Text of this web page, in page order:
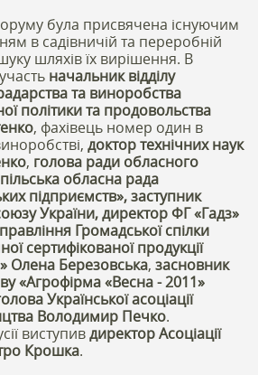
була присвячена існуючим
в садівничій та переробній
шляхів їх вирішення. В
начальник відділу
та виноробства
політики та продовольства
, фахівець номер один в
доктор технічних наук
, голова ради обласного
обласна рада
підприємств», заступник
України, директор ФГ «Гадз»
Громадської спілки
сертифікованої продукції
Олена Березовська, засновник
«Агрофірма «Весна - 2011»
Української асоціації
Володимир Печко.
виступивдиректор Асоціації
Крошка.